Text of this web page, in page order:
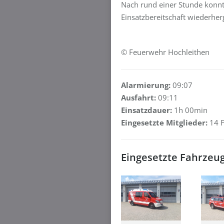
Nach rund einer Stunde
Einsatzbereitschaft
© Feuerwehr Hochleithen
Alarmierung: 09:07
Ausfahrt: 09:11
Einsatzdauer: 1h 00min
Eingesetzte Mitglieder: 14
Eingesetzte